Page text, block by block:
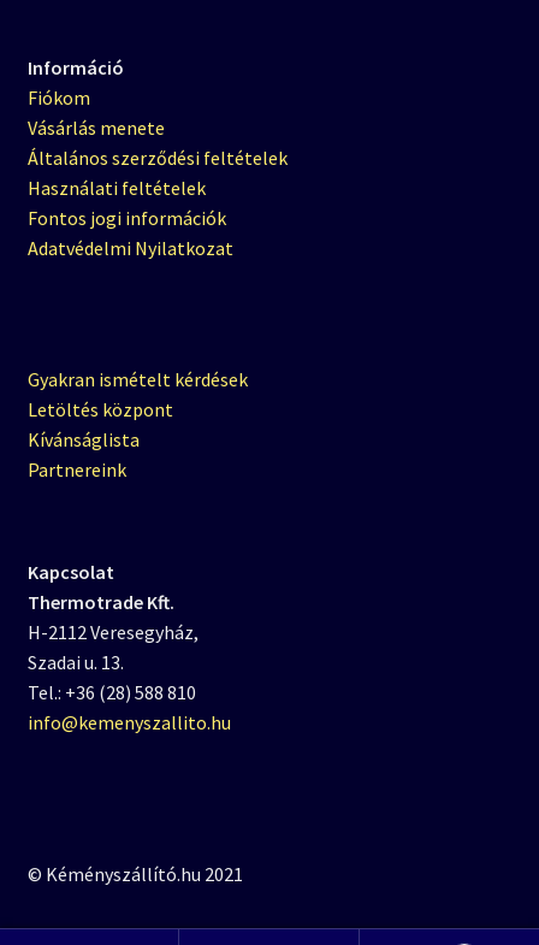
Információ
Fiókom
Vásárlás menete
Általános szerződési feltételek
Használati feltételek
Fontos jogi információk
Adatvédelmi Nyilatkozat
Gyakran ismételt kérdések
Letöltés központ
Kívánságlista
Partnereink
Kapcsolat
Thermotrade Kft.
H-2112 Veresegyház,
Szadai u. 13.
Tel.: +36 (28) 588 810
info@kemenyszallito.hu
© Kéményszállító.hu 2021